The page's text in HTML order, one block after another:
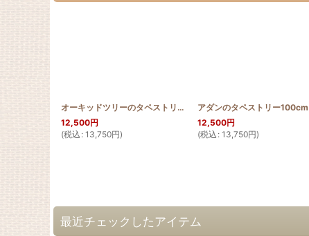
オーキッドツリーのタペストリー100cm [HQT100_ORCH]
12,500円
(税込 : 13,750円)
アダンのタペストリー100cm
12,500円
(税込 : 13,750円)
最近チェックしたアイテム